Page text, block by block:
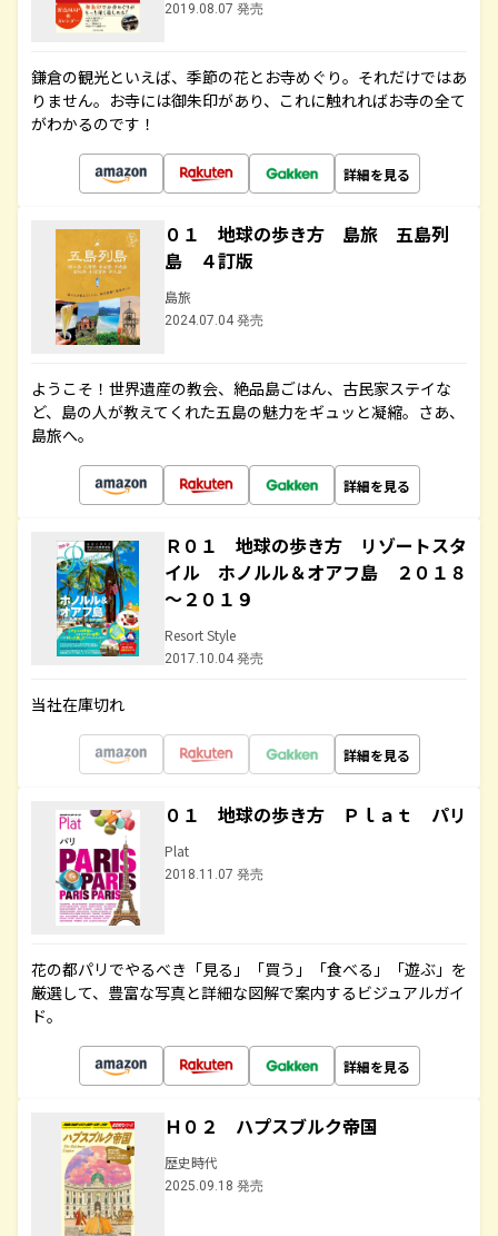
2019.08.07 発売
鎌倉の観光といえば、季節の花とお寺めぐり。それだけではあ
りません。お寺には御朱印があり、これに触れればお寺の全て
がわかるのです！
詳細を見る
０１ 地球の歩き方 島旅 五島列
島 ４訂版
島旅
2024.07.04 発売
ようこそ！世界遺産の教会、絶品島ごはん、古民家ステイな
ど、島の人が教えてくれた五島の魅力をギュッと凝縮。さあ、
島旅へ。
詳細を見る
Ｒ０１ 地球の歩き方 リゾートスタ
イル ホノルル＆オアフ島 ２０１８
～２０１９
Resort Style
2017.10.04 発売
当社在庫切れ
詳細を見る
０１ 地球の歩き方 Ｐｌａｔ パリ
Plat
2018.11.07 発売
花の都パリでやるべき「見る」「買う」「食べる」「遊ぶ」を
厳選して、豊富な写真と詳細な図解で案内するビジュアルガイ
ド。
詳細を見る
Ｈ０２ ハプスブルク帝国
歴史時代
2025.09.18 発売